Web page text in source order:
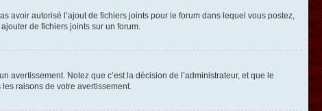
avoir autorisé l’ajout de fichiers joints pour le forum dans lequel vous postez,
de fichiers joints sur un forum.
Notez que c’est la décision de l’administrateur, et que le
raisons de votre avertissement.